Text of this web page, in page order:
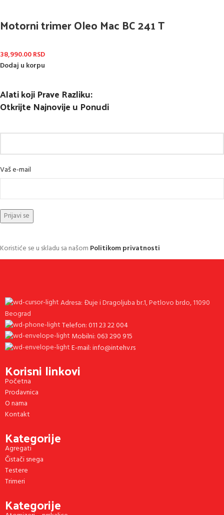
Motorni trimer Oleo Mac BC 241 T
38,990.00RSD
Dodaj u korpu
Alati koji Prave Razliku:
Otkrijte Najnovije u Ponudi
Vaš e-mail
Koristiće se u skladu sa našom Politikom privatnosti
Adresa: Đuje i Dragoljuba br.1, Petlovo brdo, 11090
Beograd
Telefon: 011 23 22 004
Mobilni: 063 290 915
E-mail: info@intehv.rs
Korisni linkovi
Početna
Prodavnica
O nama
Kontakt
Kategorije
Agregati
Čistači snega
Testere
Trimeri
Kategorije